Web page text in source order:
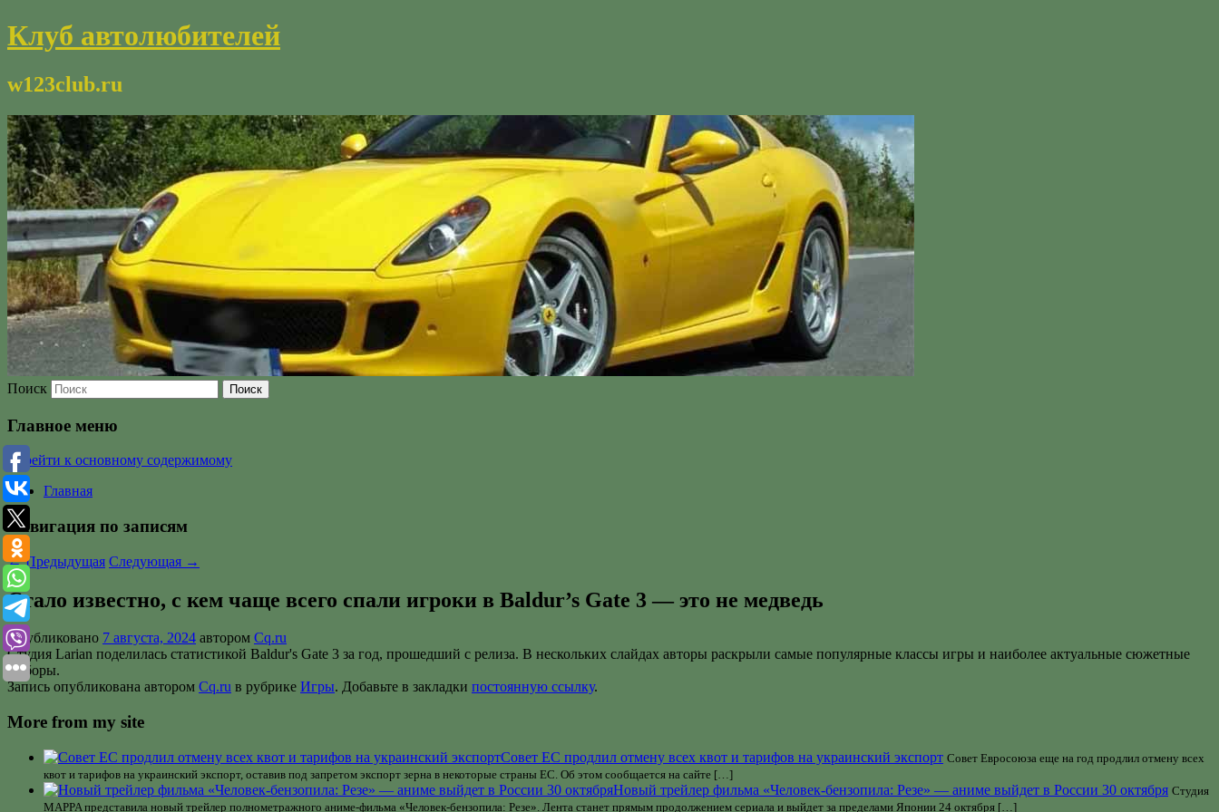
Клуб автолюбителей
w123club.ru
Поиск
Главное меню
Перейти к основному содержимому
Главная
Навигация по записям
←Предыдущая Следующая →
Стало известно, с кем чаще всего спали игроки в Baldur’s Gate 3 — это не медведь
Опубликовано 7 августа, 2024 автором Cq.ru
Студия Larian поделилась статистикой Baldur's Gate 3 за год, прошедший с релиза. В нескольких слайдах авторы раскрыли самые популярные классы игры и наиболее актуальные сюжетные
выборы.
Запись опубликована автором Cq.ru в рубрике Игры. Добавьте в закладки постоянную ссылку.
More from my site
Совет ЕС продлил отмену всех квот и тарифов на украинский экспорт Совет Евросоюза еще на год продлил отмену всех
квот и тарифов на украинский экспорт, оставив под запретом экспорт зерна в некоторые страны ЕС. Об этом сообщается на сайте […]
Новый трейлер фильма «Человек-бензопила: Резе» — аниме выйдет в России 30 октября Студия
MAPPA представила новый трейлер полнометражного аниме-фильма «Человек-бензопила: Резе». Лента станет прямым продолжением сериала и выйдет за пределами Японии 24 октября […]